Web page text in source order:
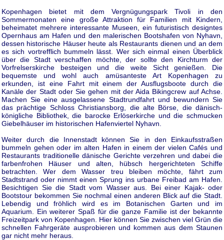
Kopenhagen bietet mit dem Vergnügungspark Tivoli in den
Sommermonaten eine große Attraktion für Familien mit Kindern,
beheimatet mehrere interessante Museen, ein futuristisch designtes
Opernhaus am Hafen und den malerischen Bootshafen von Nyhavn,
dessen historische Häuser heute als Restaurants dienen und an dem
es sich vortrefflich bummeln lässt. Wer sich einmal einen Überblick
über die Stadt verschaffen möchte, der sollte den Kirchturm der
Vorfrelserskirche besteigen und die weite Sicht genießen. Die
bequemste und wohl auch amüsanteste Art Kopenhagen zu
erkunden, ist eine Fahrt mit einem der Ausflugsboote durch die
Kanäle der Stadt oder Sie gehen mit der Aida Bikingcrew auf Achse.
Machen Sie eine ausgelassene Stadtrundfahrt und bewundern Sie
das prächtige Schloss Christiansborg, die alte Börse, die dänisch-
königliche Bibliothek, die barocke Erlöserkirche und die schmucken
Giebelhäuser im historischen Hafenviertel Nyhavn.
Weiter durch die Innenstadt können Sie in den Einkaufsstraßen
bummeln gehen oder im alten Hafen in einem der vielen Cafés und
Restaurants traditionelle dänische Gerichte verzehren und dabei die
farbenfrohen Häuser und alten, hübsch hergerichteten Schiffe
betrachten. Wer dem Wasser treu bleiben möchte, fährt zum
Stadtstrand oder nimmt einen Sprung ins urbane Freibad am Hafen.
Besichtigen Sie die Stadt vom Wasser aus. Bei einer Kajak- oder
Bootstour bekommen Sie nochmal einen anderen Blick auf die Stadt.
Lebendig und fröhlich wird es im Botanischen Garten und im
Aquarium. Ein weiterer Spaß für die ganze Familie ist der bekannte
Freizeitpark von Kopenhagen. Hier können Sie zwischen viel Grün die
schnellen Fahrgeräte ausprobieren und kommen aus dem Staunen
gar nicht mehr heraus.